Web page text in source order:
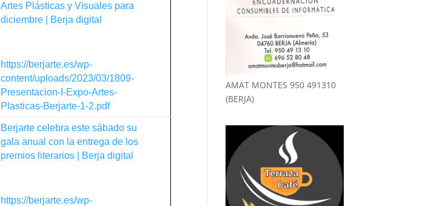
Artes Plásticas y Visuales para
diciembre | Berja digital
https://berjarte.es/wp-
content/uploads/2023/03/1809-
Presentacion-I-Expo-Artes-
Plasticas-Berjarte-1-2.pdf
Berjarte celebra este sábado su
gala anual con la entrega de los
premios literarios | Berja digital
https://berjarte.es/wp-
AMAT MONTES 950 491310
(BERJA)